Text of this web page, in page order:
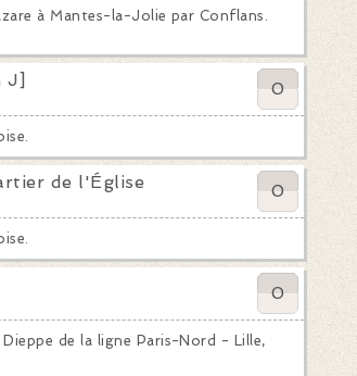
à Mantes-la-Jolie par Conflans.
J] 0
de l'Église
0
0
de la ligne Paris-Nord - Lille,